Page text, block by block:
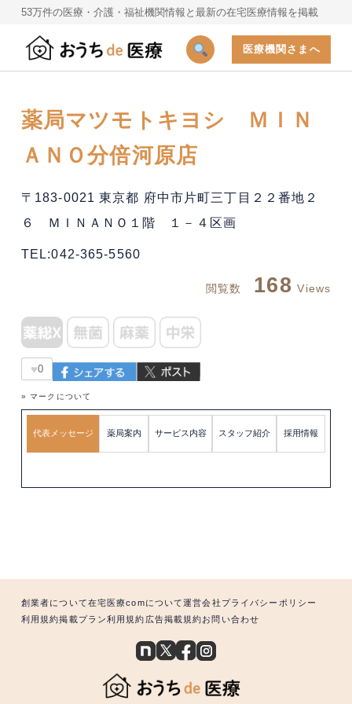
53万件の医療・介護・福祉機関情報と最新の在宅医療情報を掲載
医療機関さまへ
薬局マツモトキヨシ ＭＩＮ
ＡＮＯ分倍河原店
〒183-0021 東京都 府中市片町三丁目２２番地２
６ ＭＩＮＡＮＯ１階 １－４区画
TEL:042-365-5560
閲覧数 168 Views
♥0
» マークについて
代表メッセージ 薬局案内 サービス内容 スタッフ紹介 採用情報
創業者について在宅医療comについて運営会社 プライバシーポリシー
利用規約掲載プラン利用規約 広告掲載規約お問い合わせ